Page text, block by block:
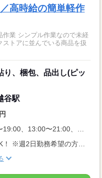
高時給の簡単軽作
業 シンプル作業なので未経
トアに並んでいる商品を扱
、梱包、品出し(ピッ
谷駅